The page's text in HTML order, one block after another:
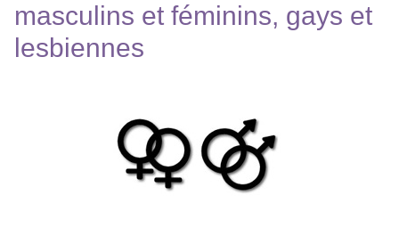
masculins et féminins, gays et
lesbiennes